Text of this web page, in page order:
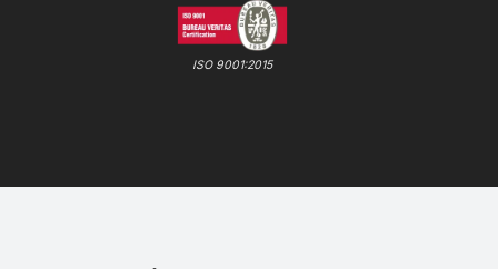
ISO 9001:2015